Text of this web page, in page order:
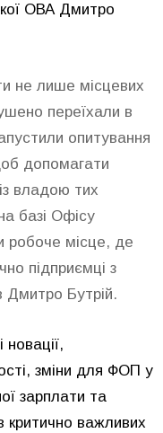
ОВА Дмитро
не лише місцевих
переїхали в
опитування
допомагати
владою тих
базі Офісу
робоче місце, де
підприємці з
Дмитро Бутрій.
зміни для ФОП у
зарплати та
критично важливих